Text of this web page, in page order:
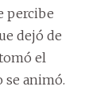
percibe
dejó de
el
animó.